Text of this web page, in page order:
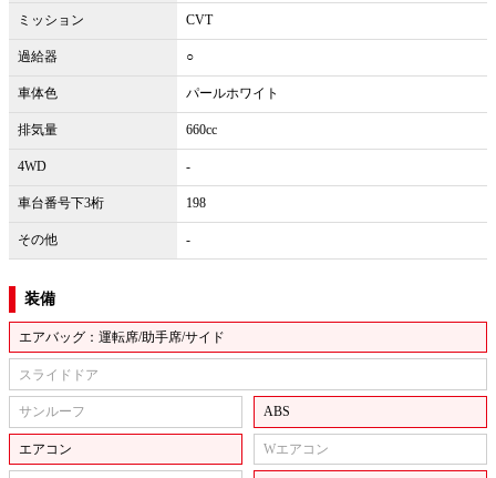
ミッション CVT
過給器 ○
車体色 パールホワイト
排気量 660cc
4WD -
車台番号下3桁 198
その他 -
装備
エアバッグ：運転席/助手席/サイド
スライドドア
サンルーフ ABS
エアコン Wエアコン